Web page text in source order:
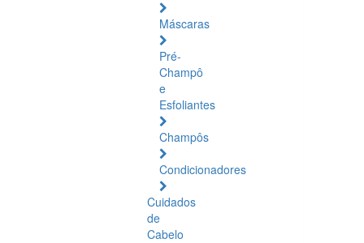
Máscaras
Pré-
Champô
e
Esfoliantes
Champôs
Condicionadores
Cuidados
de
Cabelo